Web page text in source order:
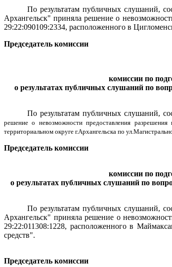
По результатам публичных слушаний,
Архангельск" приняла решение о
29:22:090109:2334, расположенного в
Председатель комиссии
комиссии по
о результатах публичных слушаний по
По результатам публичных слушаний,
решение о невозможности предоставления
территориальном округе г.Архангельска по
Председатель комиссии
комиссии по
о результатах публичных слушаний по
По результатам публичных слушаний,
Архангельск" приняла решение о
29:22:011308:1228, расположенного в
средств".
Председатель комиссии